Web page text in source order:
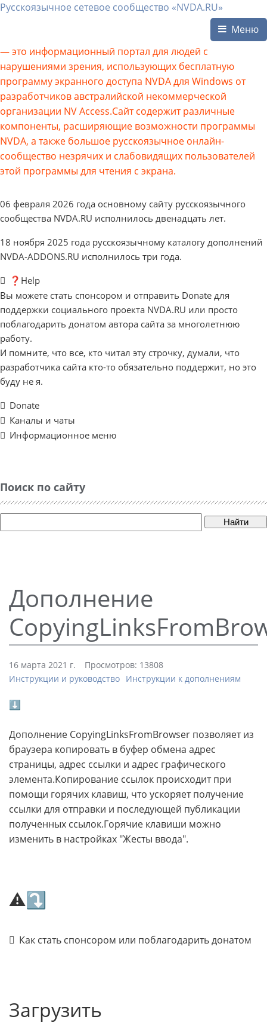
Русскоязычное сетевое сообщество «NVDA.RU»
Меню
— это информационный портал для людей с
нарушениями зрения, использующих бесплатную
программу экранного доступа NVDA для Windows от
разработчиков австралийской некоммерческой
организации NV Access.Сайт содержит различные
компоненты, расширяющие возможности программы
NVDA, а также большое русскоязычное онлайн-
сообщество незрячих и слабовидящих пользователей
этой программы для чтения с экрана.
06 февраля 2026 года основному сайту русскоязычного
сообщества NVDA.RU исполнилось двенадцать лет.
18 ноября 2025 года русскоязычному каталогу дополнений
NVDA-ADDONS.RU исполнилось три года.
❓Help
Вы можете стать спонсором и отправить Donate для
поддержки социального проекта NVDA.RU или просто
поблагодарить донатом автора сайта за многолетнюю
работу.
И помните, что все, кто читал эту строчку, думали, что
разработчика сайта кто-то обязательно поддержит, но это
буду не я.
Donate
Каналы и чаты
Информационное меню
Поиск по сайту
Найти
Дополнение
16 марта 2021 г.
Просмотров: 13808
Инструкции и руководство Инструкции к дополнениям
⬇
Дополнение CopyingLinksFromBrowser позволяет из
браузера копировать в буфер обмена адрес
страницы, адрес ссылки и адрес графического
элемента.Копирование ссылок происходит при
помощи горячих клавиш, что ускоряет получение
ссылки для отправки и последующей публикации
полученных ссылок.Горячие клавиши можно
изменить в настройках "Жесты ввода".
⚠⤵
Как стать спонсором или поблагодарить донатом
Загрузить